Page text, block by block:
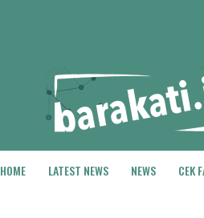
HOME LATEST NEWS NEWS CEK